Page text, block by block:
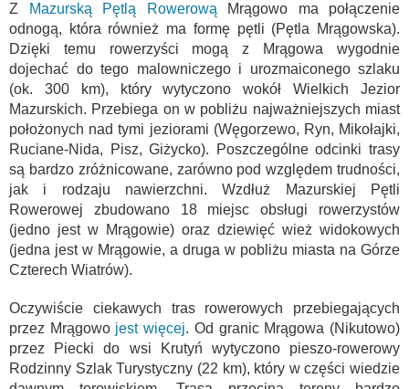
Z Mazurską Pętlą Rowerową Mrągowo ma połączenie
odnogą, która również ma formę pętli (Pętla Mrągowska).
Dzięki temu rowerzyści mogą z Mrągowa wygodnie
dojechać do tego malowniczego i urozmaiconego szlaku
(ok. 300 km), który wytyczono wokół Wielkich Jezior
Mazurskich. Przebiega on w pobliżu najważniejszych miast
położonych nad tymi jeziorami (Węgorzewo, Ryn, Mikołajki,
Ruciane-Nida, Pisz, Giżycko). Poszczególne odcinki trasy
są bardzo zróżnicowane, zarówno pod względem trudności,
jak i rodzaju nawierzchni. Wzdłuż Mazurskiej Pętli
Rowerowej zbudowano 18 miejsc obsługi rowerzystów
(jedno jest w Mrągowie) oraz dziewięć wież widokowych
(jedna jest w Mrągowie, a druga w pobliżu miasta na Górze
Czterech Wiatrów).
Oczywiście ciekawych tras rowerowych przebiegających
przez Mrągowo jest więcej. Od granic Mrągowa (Nikutowo)
przez Piecki do wsi Krutyń wytyczono pieszo-rowerowy
Rodzinny Szlak Turystyczny (22 km), który w części wiedzie